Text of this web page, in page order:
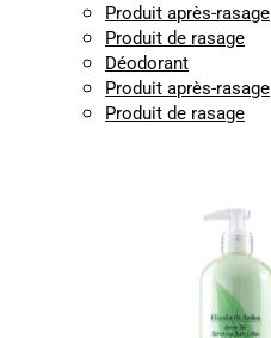
Produit après-rasage
Produit de rasage
Déodorant
Produit après-rasage
Produit de rasage